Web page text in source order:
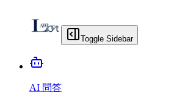
Toggle Sidebar
AI 問答